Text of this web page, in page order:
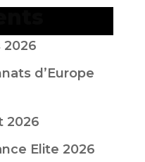
d’Europe
2026
Elite 2026